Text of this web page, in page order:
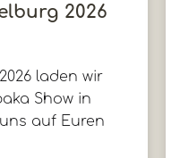
2026
laden wir
Show in
auf Euren